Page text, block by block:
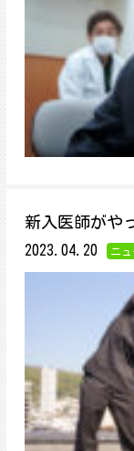
新入医師がや
2023.04.20 ニュ